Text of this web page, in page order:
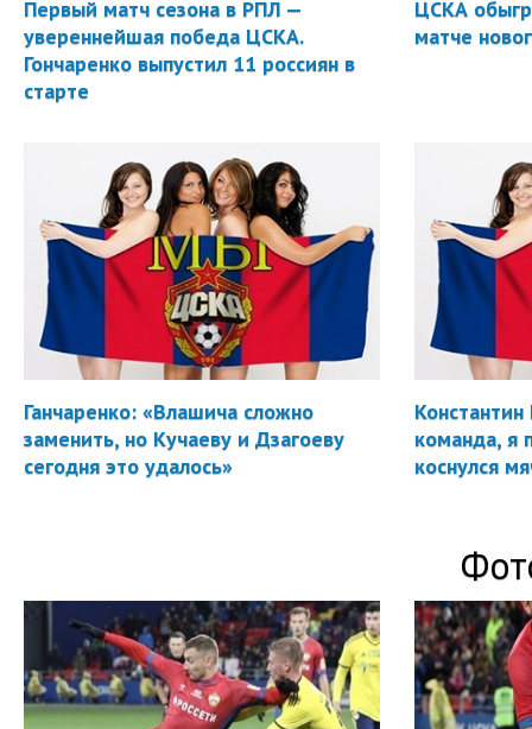
Первый матч сезона в РПЛ —
увереннейшая победа ЦСКА.
Гончаренко выпустил 11 россиян в
старте
ЦСКА
матче
Ганчаренко: «Влашича сложно
заменить, но Кучаеву и Дзагоеву
сегодня это удалось»
Константин
команда, я
коснулся